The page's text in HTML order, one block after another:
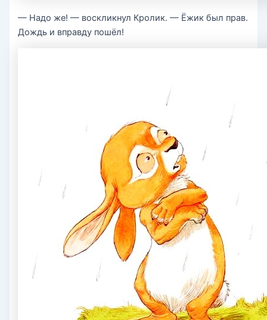
— Надо же! — воскликнул Кролик. — Ёжик был прав.
Дождь и вправду пошёл!